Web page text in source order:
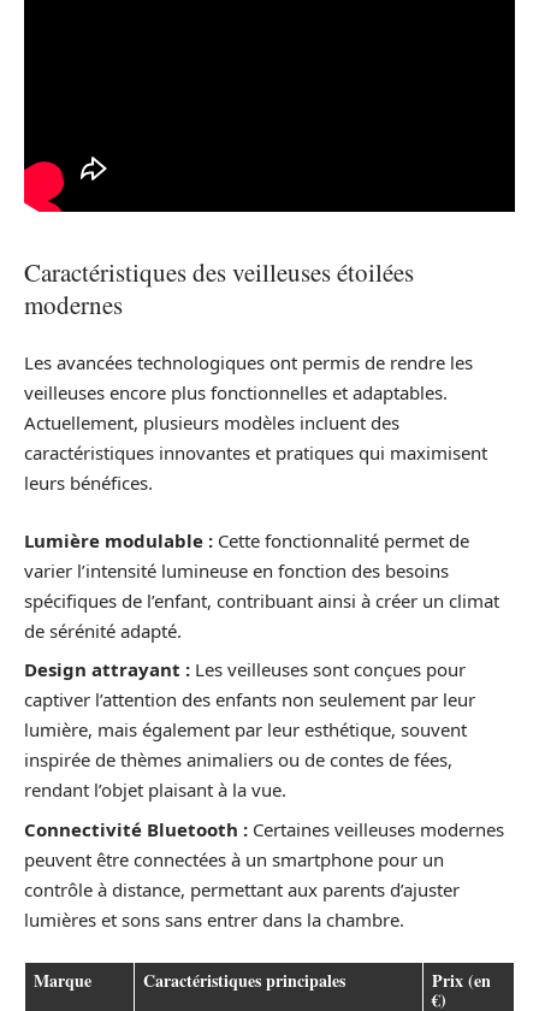
Caractéristiques des veilleuses étoilées
modernes
Les avancées technologiques ont permis de rendre les
veilleuses encore plus fonctionnelles et adaptables.
Actuellement, plusieurs modèles incluent des
caractéristiques innovantes et pratiques qui maximisent
leurs bénéfices.
Lumière modulable : Cette fonctionnalité permet de
varier l’intensité lumineuse en fonction des besoins
spécifiques de l’enfant, contribuant ainsi à créer un climat
de sérénité adapté.
Design attrayant : Les veilleuses sont conçues pour
captiver l’attention des enfants non seulement par leur
lumière, mais également par leur esthétique, souvent
inspirée de thèmes animaliers ou de contes de fées,
rendant l’objet plaisant à la vue.
Connectivité Bluetooth : Certaines veilleuses modernes
peuvent être connectées à un smartphone pour un
contrôle à distance, permettant aux parents d’ajuster
lumières et sons sans entrer dans la chambre.
Marque Caractéristiques principales Prix (en
€)